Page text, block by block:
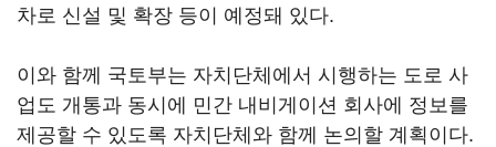
차로 신설 및 확장 등이 예정돼 있다.
이와 함께 국토부는 자치단체에서 시행하는 도로 사
업도 개통과 동시에 민간 내비게이션 회사에 정보를
제공할 수 있도록 자치단체와 함께 논의할 계획이다.